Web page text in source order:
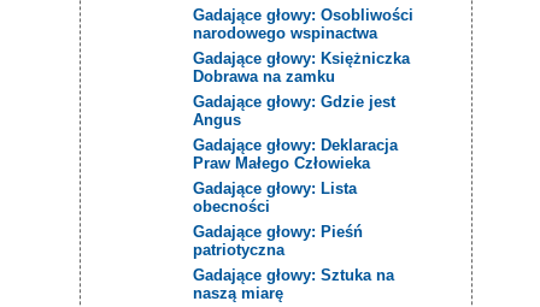
Gadające głowy: Osobliwości
narodowego wspinactwa
Gadające głowy: Księżniczka
Dobrawa na zamku
Gadające głowy: Gdzie jest
Angus
Gadające głowy: Deklaracja
Praw Małego Człowieka
Gadające głowy: Lista
obecności
Gadające głowy: Pieśń
patriotyczna
Gadające głowy: Sztuka na
naszą miarę